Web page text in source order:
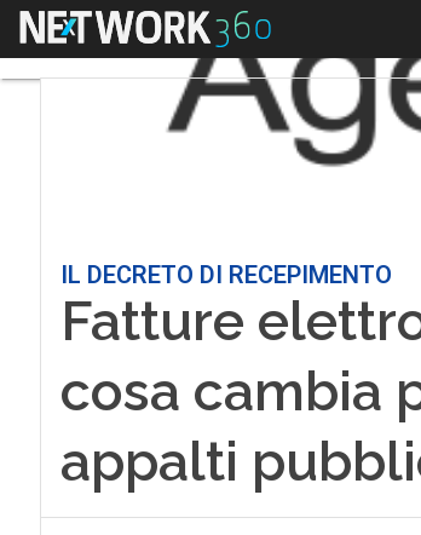
Menu
IL DECRETO DI RECEPIMENTO
Fatture
cosa cambia
appalti